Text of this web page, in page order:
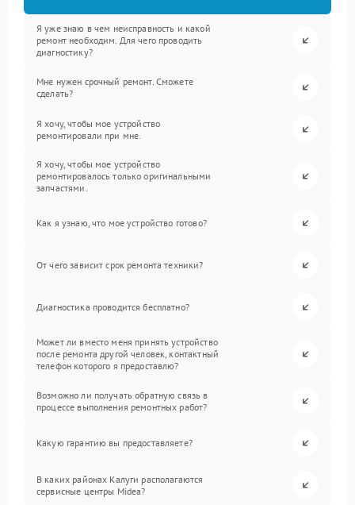
Я уже знаю в чем неисправность и какой
ремонт необходим. Для чего проводить
диагностику?
Мне нужен срочный ремонт. Сможете
сделать?
Я хочу, чтобы мое устройство
ремонтировали при мне.
Я хочу, чтобы мое устройство
ремонтировалось только оригинальными
запчастями.
Как я узнаю, что мое устройство готово?
От чего зависит срок ремонта техники?
Диагностика проводится бесплатно?
Может ли вместо меня принять устройство
после ремонта другой человек, контактный
телефон которого я предоставлю?
Возможно ли получать обратную связь в
процессе выполнения ремонтных работ?
Какую гарантию вы предоставляете?
В каких районах Калуги располагаются
сервисные центры Midea?